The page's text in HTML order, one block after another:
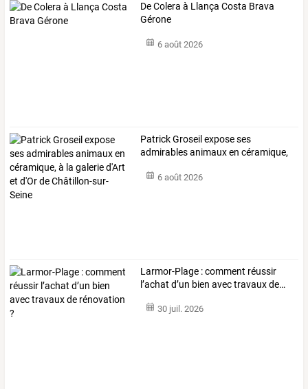
De Colera à Llança Costa Brava
Gérone
6 août 2026
PatrickGroseil exposeses
admirablesanimauxen céramique,
6 août 2026
Larmor-Plage :comment réussir
l’achat d’un bien avectravauxde…
30 juil. 2026